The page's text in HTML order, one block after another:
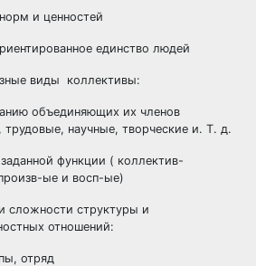
и ценностей
единство людей
виды коллективы:
их членов
трудовые, научные, творческие и. Т. д.
функции ( коллектив-
ые и восп-ые)
структуры и
отношений:
отряд